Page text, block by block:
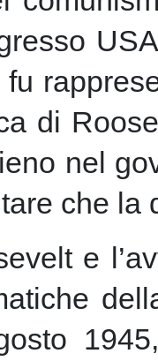
di
nel
che
e